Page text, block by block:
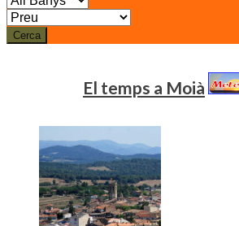
Cerca
El temps a Moià